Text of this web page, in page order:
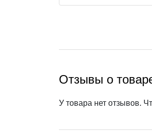
Отзывы о
У товара нет отзывов.